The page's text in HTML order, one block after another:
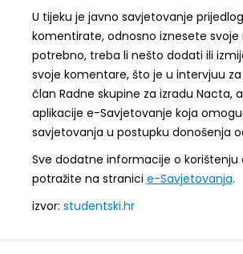
U tijeku je javno savjetovanje
komentirate, odnosno iznesete svoje
potrebno, treba li nešto dodati ili
svoje komentare, što je u intervjuu
član Radne skupine za izradu Nacta,
aplikacije e-Savjetovanje koja
savjetovanja u postupku donošenja
Sve dodatne informacije o korištenju
potražite na stranici e-Savjetovanja.
izvor: studentski.hr